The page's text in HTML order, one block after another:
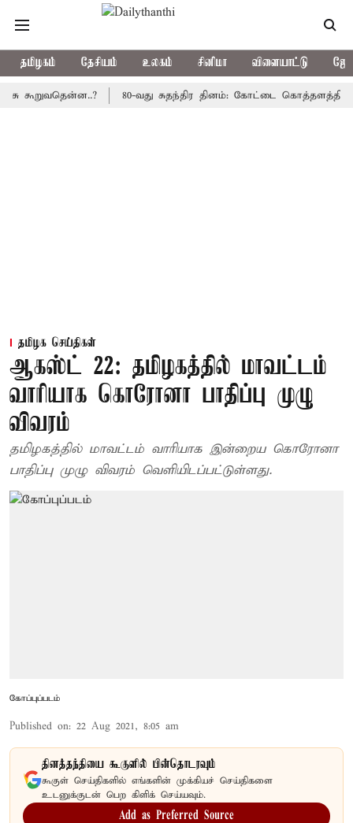
தமிழகம் தேசியம் உலகம் சினிமா விளையாட்டு
80-வது சுதந்திர தினம்: கோட்டை கொத்தளத்தில்
தமிழக செய்திகள்
ஆகஸ்ட் 22: தமிழகத்தில் மாவட்டம்
வாரியாக கொரோனா பாதிப்பு முழு
விவரம்
தமிழகத்தில் மாவட்டம் வாரியாக இன்றைய கொரோனா
பாதிப்பு முழு விவரம் வெளியிடப்பட்டுள்ளது.
கோப்புப்படம்
Published on: 22 Aug 2021, 8:05 am
தினத்தந்தியை கூகுளில் பின்தொடரவும்
கூகுள் செய்திகளில் எங்களின் முக்கியச் செய்திகளை
உடனுக்குடன் பெற கிளிக் செய்யவும்.
Add as Preferred Source